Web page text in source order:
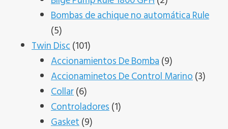
productos
Bombas de achique no automática Rule
55
productos
Twin Disc 101101
productos
Accionamientos De Bomba 99
productos
Accionaminetos De Control Marino 33
Collar 66
productos
Controladores 11
Gasket 99